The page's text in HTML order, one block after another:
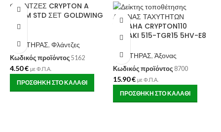
ΦΛΑΝΤΖΕΣ CRYPTON A
49MM STD ΣΕΤ GOLDWING
ΤΑΥΛ
ΚΙΝΗΤΗΡΑΣ, Φλάντζες
Κωδικός προϊόντος 5162
4.50€ με Φ.Π.Α.
ΠΡΟΣΘΉΚΗ ΣΤΟ ΚΑΛΆΘΙ
ΑΞΟΝΑΣ ΤΑΧΥΤΗΤΩΝ
YAMAHA CRYPTON110
TOBAKI 515-TGR15 5HV-E8
ΚΙΝΗΤΗΡΑΣ, Άξονας
Κωδικός προϊόντος 8700
15.90€ με Φ.Π.Α.
ΠΡΟΣΘΉΚΗ ΣΤΟ ΚΑΛΆΘΙ